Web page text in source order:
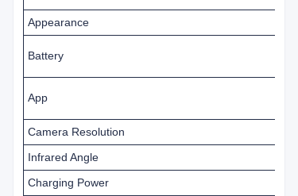
Appearance
Battery
App
Camera Resolution
Infrared Angle
Charging Power